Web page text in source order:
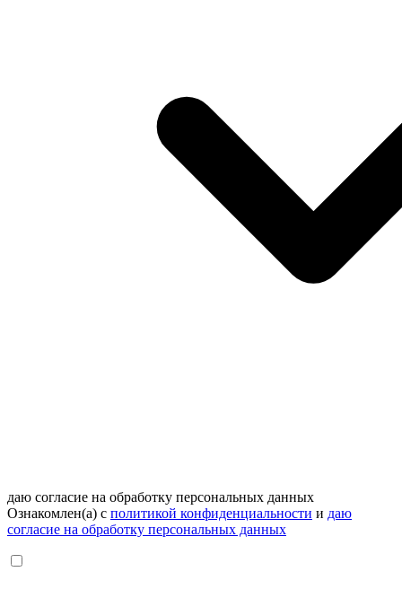
даю согласие на обработку персональных данных
Ознакомлен(а) с политикой конфиденциальности и даю
согласие на обработку персональных данных